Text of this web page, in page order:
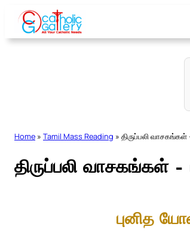
Skip
content
Home » Tamil Mass Reading » திருப்பலி வாசகங்கள்
திருப்பலி வாசகங்கள் –
புனித